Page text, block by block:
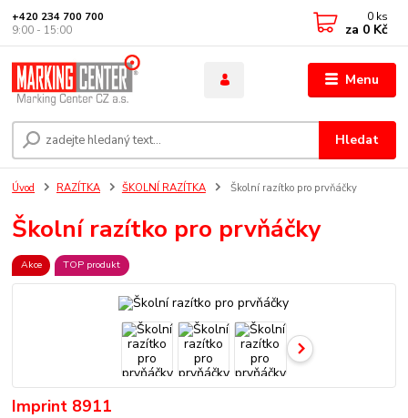
Menu
Hledat
+420 234 700 700
9:00 - 15:00
0 ks
za 0 Kč
Úvod RAZÍTKA ŠKOLNÍ RAZÍTKA Školní razítko pro prvňáčky
Školní razítko pro prvňáčky
Akce TOP produkt
Imprint 8911